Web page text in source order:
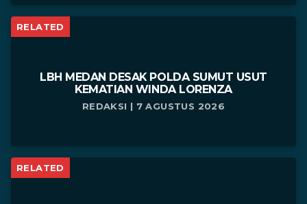
RELATED
LBH MEDAN DESAK POLDA SUMUT USUT
KEMATIAN WINDA LORENZA
REDAKSI | 7 AGUSTUS 2026
RELATED